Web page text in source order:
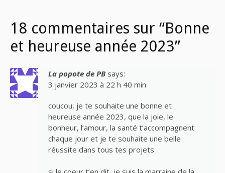
18 commentaires sur “Bonne
et heureuse année 2023”
La popote de PB says:
3 janvier 2023 à 22 h 40 min
coucou, je te souhaite une bonne et
heureuse année 2023, que la joie, le
bonheur, l’amour, la santé t’accompagnent
chaque jour et je te souhaite une belle
réussite dans tous tes projets